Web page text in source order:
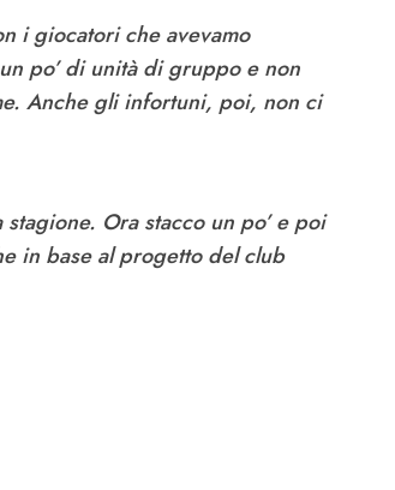
i giocatori che avevamo
po’ di unità di gruppo e non
Anche gli infortuni, poi, non ci
Ora stacco un po’ e poi
in base al progetto del club